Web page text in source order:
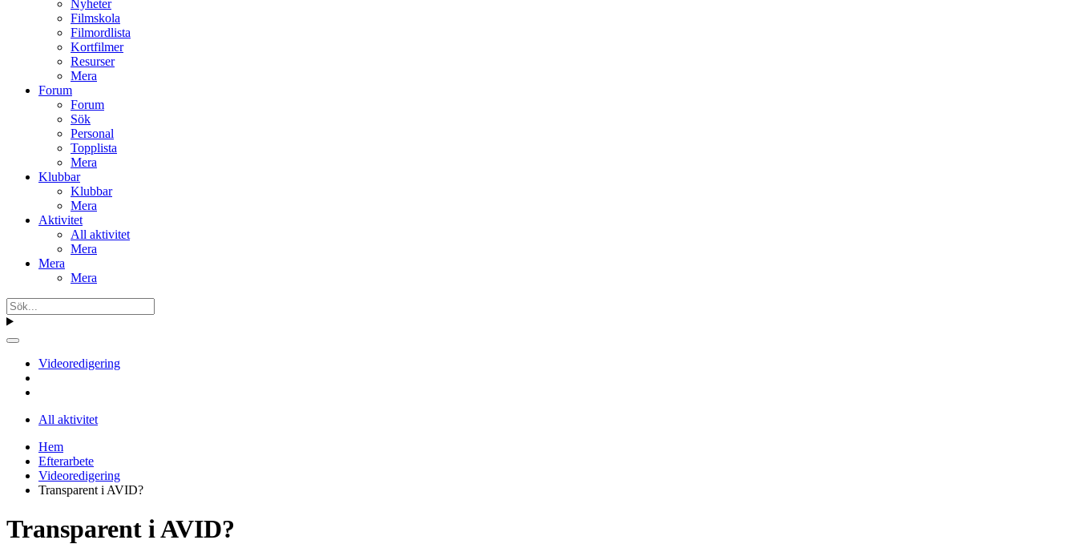
Nyheter
Filmskola
Filmordlista
Kortfilmer
Resurser
Mera
Forum
Forum
Sök
Personal
Topplista
Mera
Klubbar
Klubbar
Mera
Aktivitet
All aktivitet
Mera
Mera
Mera
Videoredigering
All aktivitet
Hem
Efterarbete
Videoredigering
Transparent i AVID?
Transparent i AVID?